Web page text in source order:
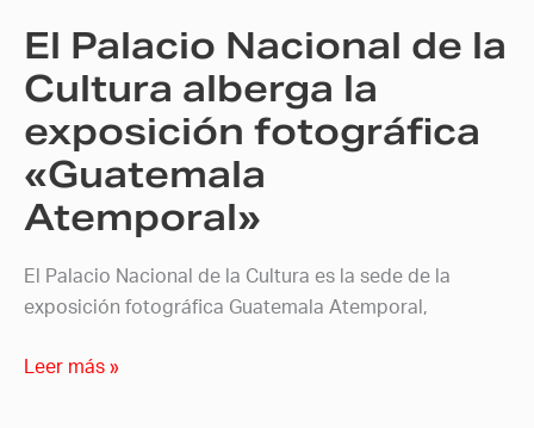
El Palacio Nacional de la
Cultura alberga la
exposición fotográfica
«Guatemala
Atemporal»
El Palacio Nacional de la Cultura es la sede de la
exposición fotográfica Guatemala Atemporal,
exposición
«Guatemala
Atemporal»
Leer más »